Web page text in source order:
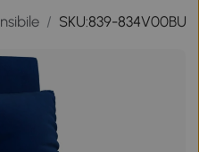
/ SKU:839-834V00BU